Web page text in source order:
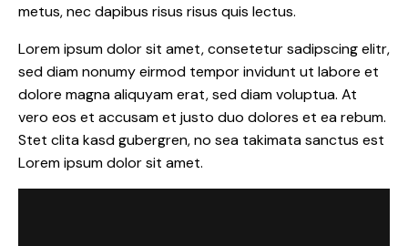
metus, nec dapibus risus risus quis lectus.
Lorem ipsum dolor sit amet, consetetur sadipscing elitr,
sed diam nonumy eirmod tempor invidunt ut labore et
dolore magna aliquyam erat, sed diam voluptua. At
vero eos et accusam et justo duo dolores et ea rebum.
Stet clita kasd gubergren, no sea takimata sanctus est
Lorem ipsum dolor sit amet.